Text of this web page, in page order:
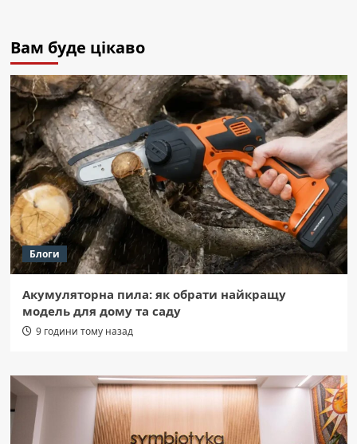
Вам буде цікаво
Блоги
Акумуляторна пила: як обрати найкращу
модель для дому та саду
9 години тому назад